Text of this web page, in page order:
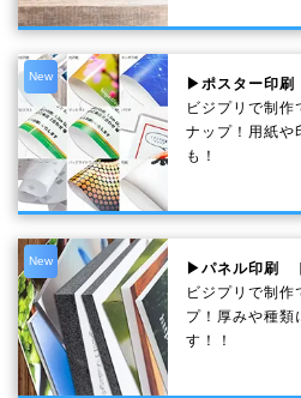
New
▶ポスター印
ビジプリで制作
ナップ！用紙や
も！
New
▶パネル印刷
ビジプリで制作
プ！厚みや種類
す！！